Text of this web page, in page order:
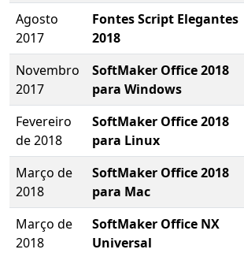
Agosto
2017
Fontes Script Elegantes
2018
Novembro
2017
SoftMaker Office 2018
para Windows
Fevereiro
de 2018
SoftMaker Office 2018
para Linux
Março de
2018
SoftMaker Office 2018
para Mac
Março de
2018
SoftMaker Office NX
Universal